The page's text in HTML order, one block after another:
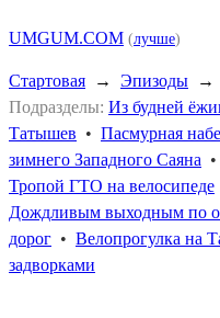
UMGUM.COM (лучше)
Стартовая → Эпизоды →
Подразделы: Из будней
Татышев • Пасмурная
зимнего Западного Саяна •
Тропой ГТО на велосипеде
Дождливым выходным по
дорог • Велопрогулка на
задворками